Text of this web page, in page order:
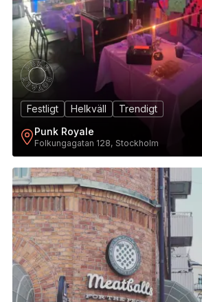
Festligt Helkväll
Trendigt
Punk Royale
Folkungagatan 128, Stockholm